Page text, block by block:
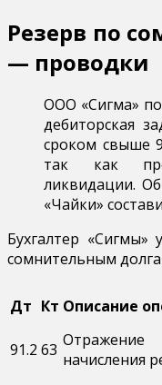
Резерв по
— проводки
ООО «Сигма»
дебиторская
сроком свыше
так как
ликвидации.
«Чайки»
Бухгалтер «Сигмы»
сомнительным
Дт Кт Описание
91.2 63 Отражение
начисления